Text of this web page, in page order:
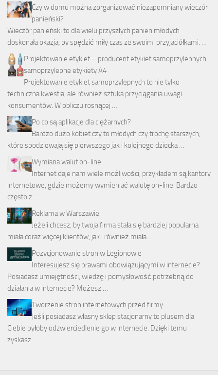
Czy w domu można zorganizować niezapomniany wieczór
panieński?
Wieczór panieński to dla wielu przyszłych panien młodych
doskonała okazja, by spędzić miły czas ze swoimi przyjaciółkami. …
Projektowanie etykiet – producent etykiet samoprzylepnych,
samoprzylepne etykiety A4
Projektowanie etykiet samoprzylepnych to nie tylko
techniczna kwestia, ale również sztuka przyciągania uwagi
konsumentów. W obliczu rosnącej …
Po co są aplikacje dla ciężarnych?
Bardzo dużo kobiet czy to młodych czy trochę starszych,
które spodziewają się pierwszego jak i kolejnego dziecka …
Wymiana walut on-line
Internet daje nam wiele możliwości, przykładem są kantory
internetowe, gdzie możemy wymieniać walutę on-line. Bardzo
często z …
Reklama w Warszawie
Jeżeli chcesz, by twoja firma stała się bardziej popularna
miała coraz więcej klientów, jak i również miała …
Pozycjonowanie stron w Legionowie
Interesujesz się prawami obowiązującymi w internecie?
Posiadasz umiejętności, wiedzę i pomysłowość potrzebną do
działania w internecie? Możesz …
Tworzenie stron internetowych przed firmy
Jeśli posiadasz własny sklep stacjonarny to plusem dla
Ciebie byłoby odzwierciedlenie go w internecie. Dzięki temu
zyskasz …